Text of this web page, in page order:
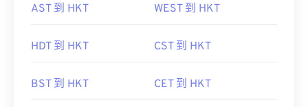
AST 到 HKT WEST 到 HKT
HDT 到 HKT CST 到 HKT
BST 到 HKT CET 到 HKT